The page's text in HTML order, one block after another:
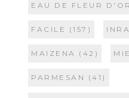
EAU DE FLEUR
FACILE (157)
MAIZENA (42)
PARMESAN (41)